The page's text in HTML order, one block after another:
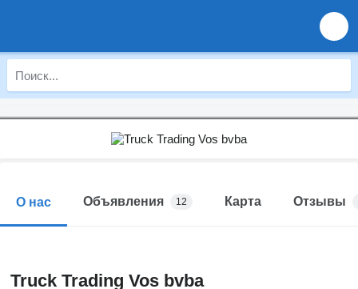
О нас Объявления 12 Карта Отзывы
Truck Trading Vos bvba